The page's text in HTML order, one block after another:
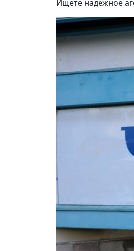
Ищете надежное